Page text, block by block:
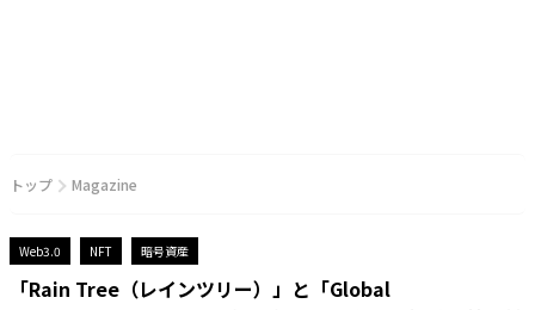
トップ Magazine
Web3.0 NFT 暗号資産
「Rain Tree（レインツリー）」と「Global